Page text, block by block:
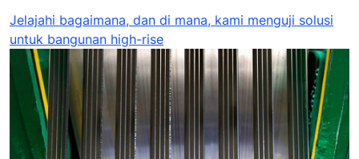
Jelajahi bagaimana, dan di mana, kami menguji solusi
untuk bangunan high-rise